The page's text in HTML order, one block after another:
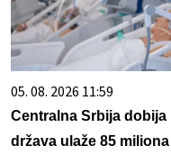
05. 08. 2026 11:59
Centralna Srbija
država ulaže 85